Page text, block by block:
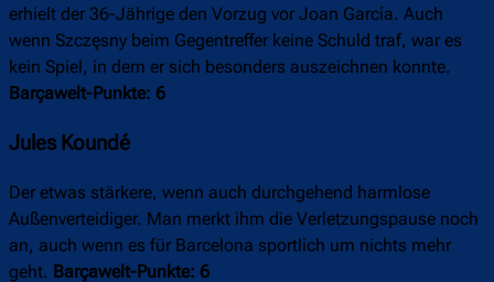
erhielt der 36-Jährige den Vorzug vor Joan García. Auch
wenn Szczęsny beim Gegentreffer keine Schuld traf, war es
kein Spiel, in dem er sich besonders auszeichnen konnte.
Barçawelt-Punkte: 6
Jules Koundé
Der etwas stärkere, wenn auch durchgehend harmlose
Außenverteidiger. Man merkt ihm die Verletzungspause noch
an, auch wenn es für Barcelona sportlich um nichts mehr
geht. Barçawelt-Punkte: 6